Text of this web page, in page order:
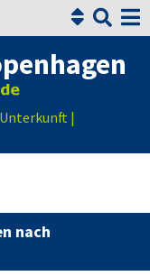


|
nach